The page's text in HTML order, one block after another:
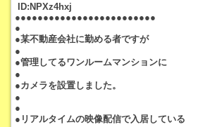
ID:NPXz4hxj
●●●●●●●●●●●●●●●●●●●●●●●●●
●
●某不動産会社に勤める者ですが
●
●管理してるワンルームマンションに
●
●カメラを設置しました。
●
●
●リアルタイムの映像配信で入居している